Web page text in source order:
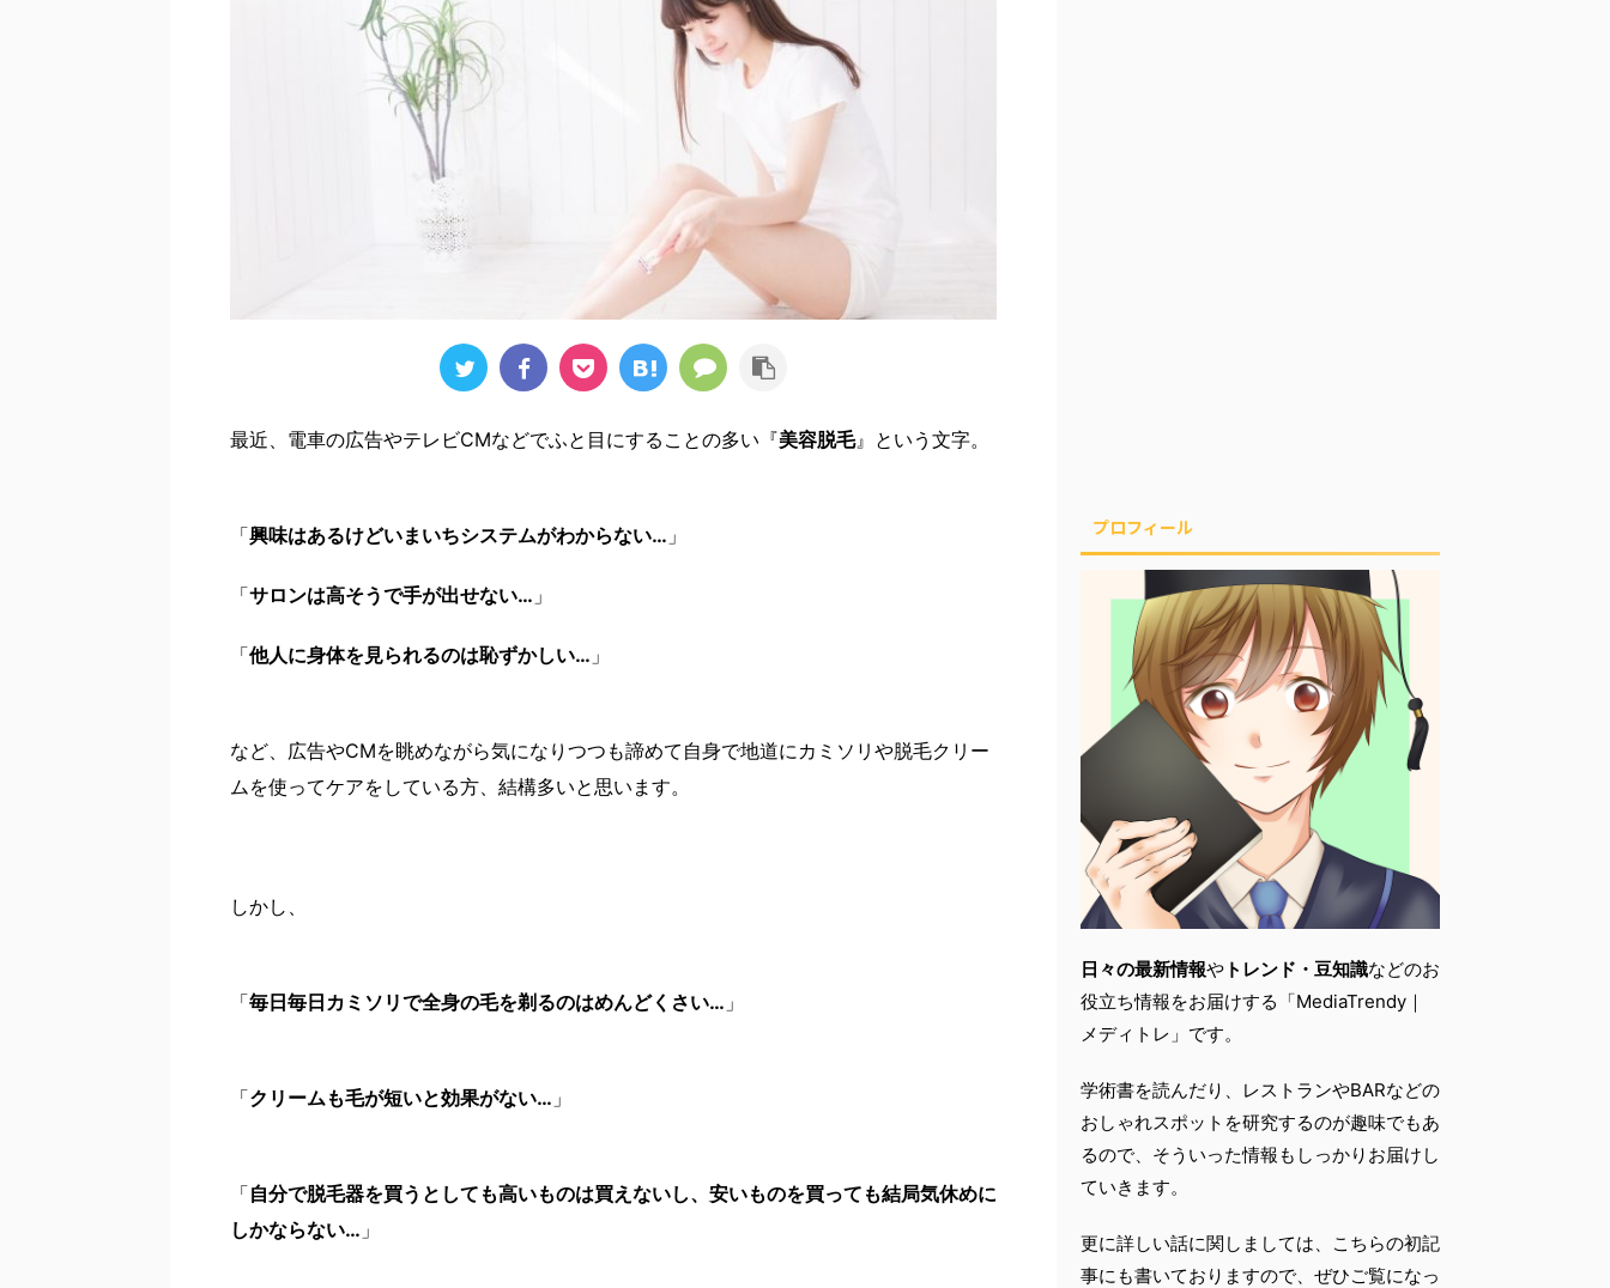
最近、電車の広告やテレビCMなどでふと目にすることの多い『美容脱毛』という文字。
「興味はあるけどいまいちシステムがわからない… 」
「サロンは高そうで手が出せない… 」
「他人に身体を見られるのは恥ずかしい… 」
など、広告やCMを眺めながら気になりつつも諦めて自身で地道にカミソリや脱毛クリー
ムを使ってケアをしている方、結構多いと思います。
しかし、
「毎日毎日カミソリで全身の毛を剃るのはめんどくさい… 」
「クリームも毛が短いと効果がない… 」
「自分で脱毛器を買うとしても高いものは買えないし、安いものを買っても結局気休めに
しかならない… 」
プロフィール
日々の最新情報や トレンド・ 豆知識などのお
役立ち情報をお届けする「MediaTrendy｜
メディトレ」です。
学術書を読んだり、
レストランやBARなどの
おしゃれスポットを研究するのが趣味でもあ
るので、 そういった情報もしっかりお届けし
ていきます。
更に詳しい話に関しましては、こちらの初記
事にも書いておりますので、ぜひご覧になっ